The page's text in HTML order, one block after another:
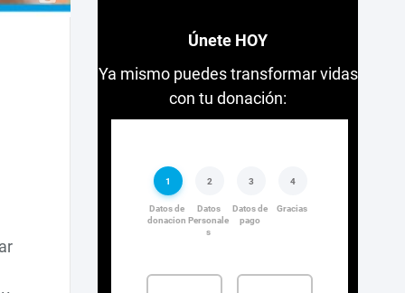
Únete HOY
Ya mismo puedes transformar vidas
con tu donación: